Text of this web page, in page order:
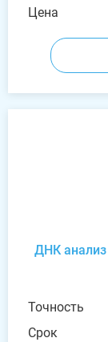
Цена
ДНК анализ
Точность
Срок